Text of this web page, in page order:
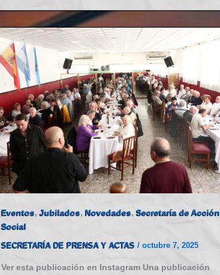
Eventos,Jubilados, Novedades,Secretaría de Acción
Social
SECRETARÍA DE PRENSA Y ACTAS / octubre 7, 2025
Ver esta publicación en Instagram Una publicación